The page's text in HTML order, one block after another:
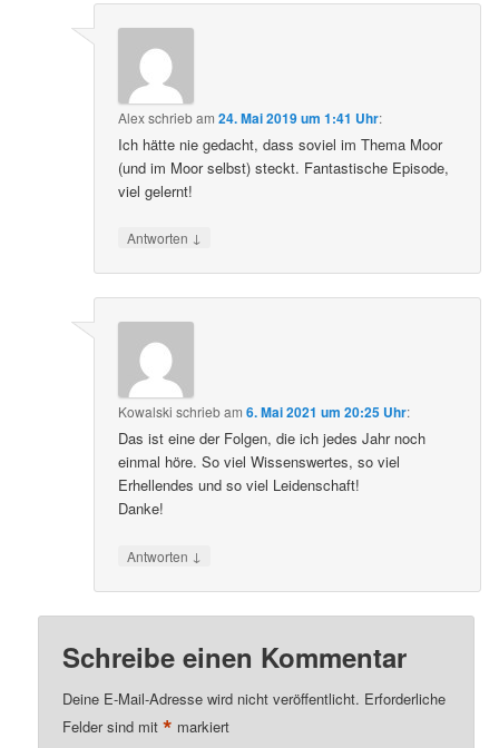
Alexschriebam24. Mai 2019 um 1:41 Uhr:
Ich hätte nie gedacht, dass soviel im Thema Moor
(und im Moor selbst) steckt. Fantastische Episode,
viel gelernt!
Antworten ↓
Kowalski schriebam6. Mai 2021 um 20:25 Uhr:
Das ist eine der Folgen, die ich jedes Jahr noch
einmal höre. So viel Wissenswertes, so viel
Erhellendes und so viel Leidenschaft!
Danke!
Antworten ↓
Schreibe einen Kommentar
Deine E-Mail-Adresse wird nicht veröffentlicht. Erforderliche
Felder sind mit* markiert